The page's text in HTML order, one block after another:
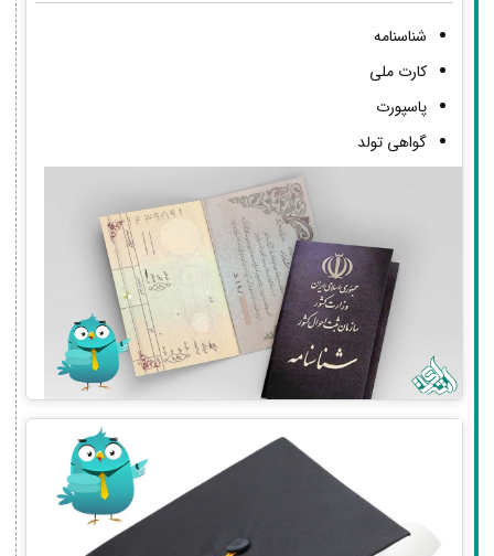
شناسنامه
کارت ملی
پاسپورت
گواهی تولد